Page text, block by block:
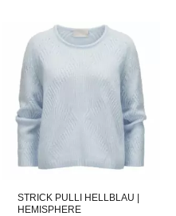
STRICK PULLI HELLBLAU |
HEMISPHERE